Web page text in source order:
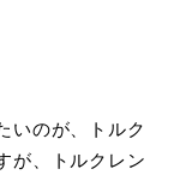
いのが、トルク
が、トルクレン